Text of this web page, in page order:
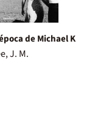
de Michael K
J. M.